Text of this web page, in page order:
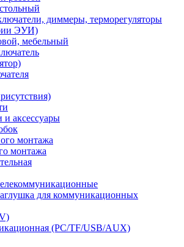
диммеры, терморегуляторы
ЭУИ)
мебельный
аксессуары
монтажа
монтажа
для коммуникационных
(PC/TF/USB/AUX)